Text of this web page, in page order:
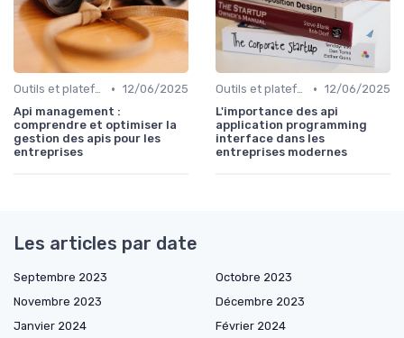
Outils et plateformes • 12/06/2025
Api management :
comprendre et optimiser la
gestion des apis pour les
entreprises
Outils et plateformes • 12/06/2025
L'importance des api
application programming
interface dans les
entreprises modernes
Les articles par date
Septembre 2023
Octobre 2023
Novembre 2023
Décembre 2023
Janvier 2024
Février 2024